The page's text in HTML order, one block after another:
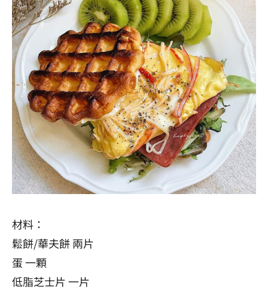
材料：
鬆餅/華夫餅兩片
蛋 一顆
低脂芝士片 一片